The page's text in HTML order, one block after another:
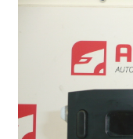
Despre noi
Finalizare comandă